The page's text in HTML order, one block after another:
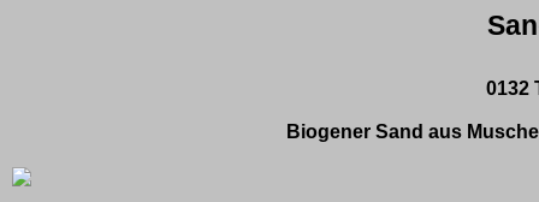
0132
Biogener Sand aus